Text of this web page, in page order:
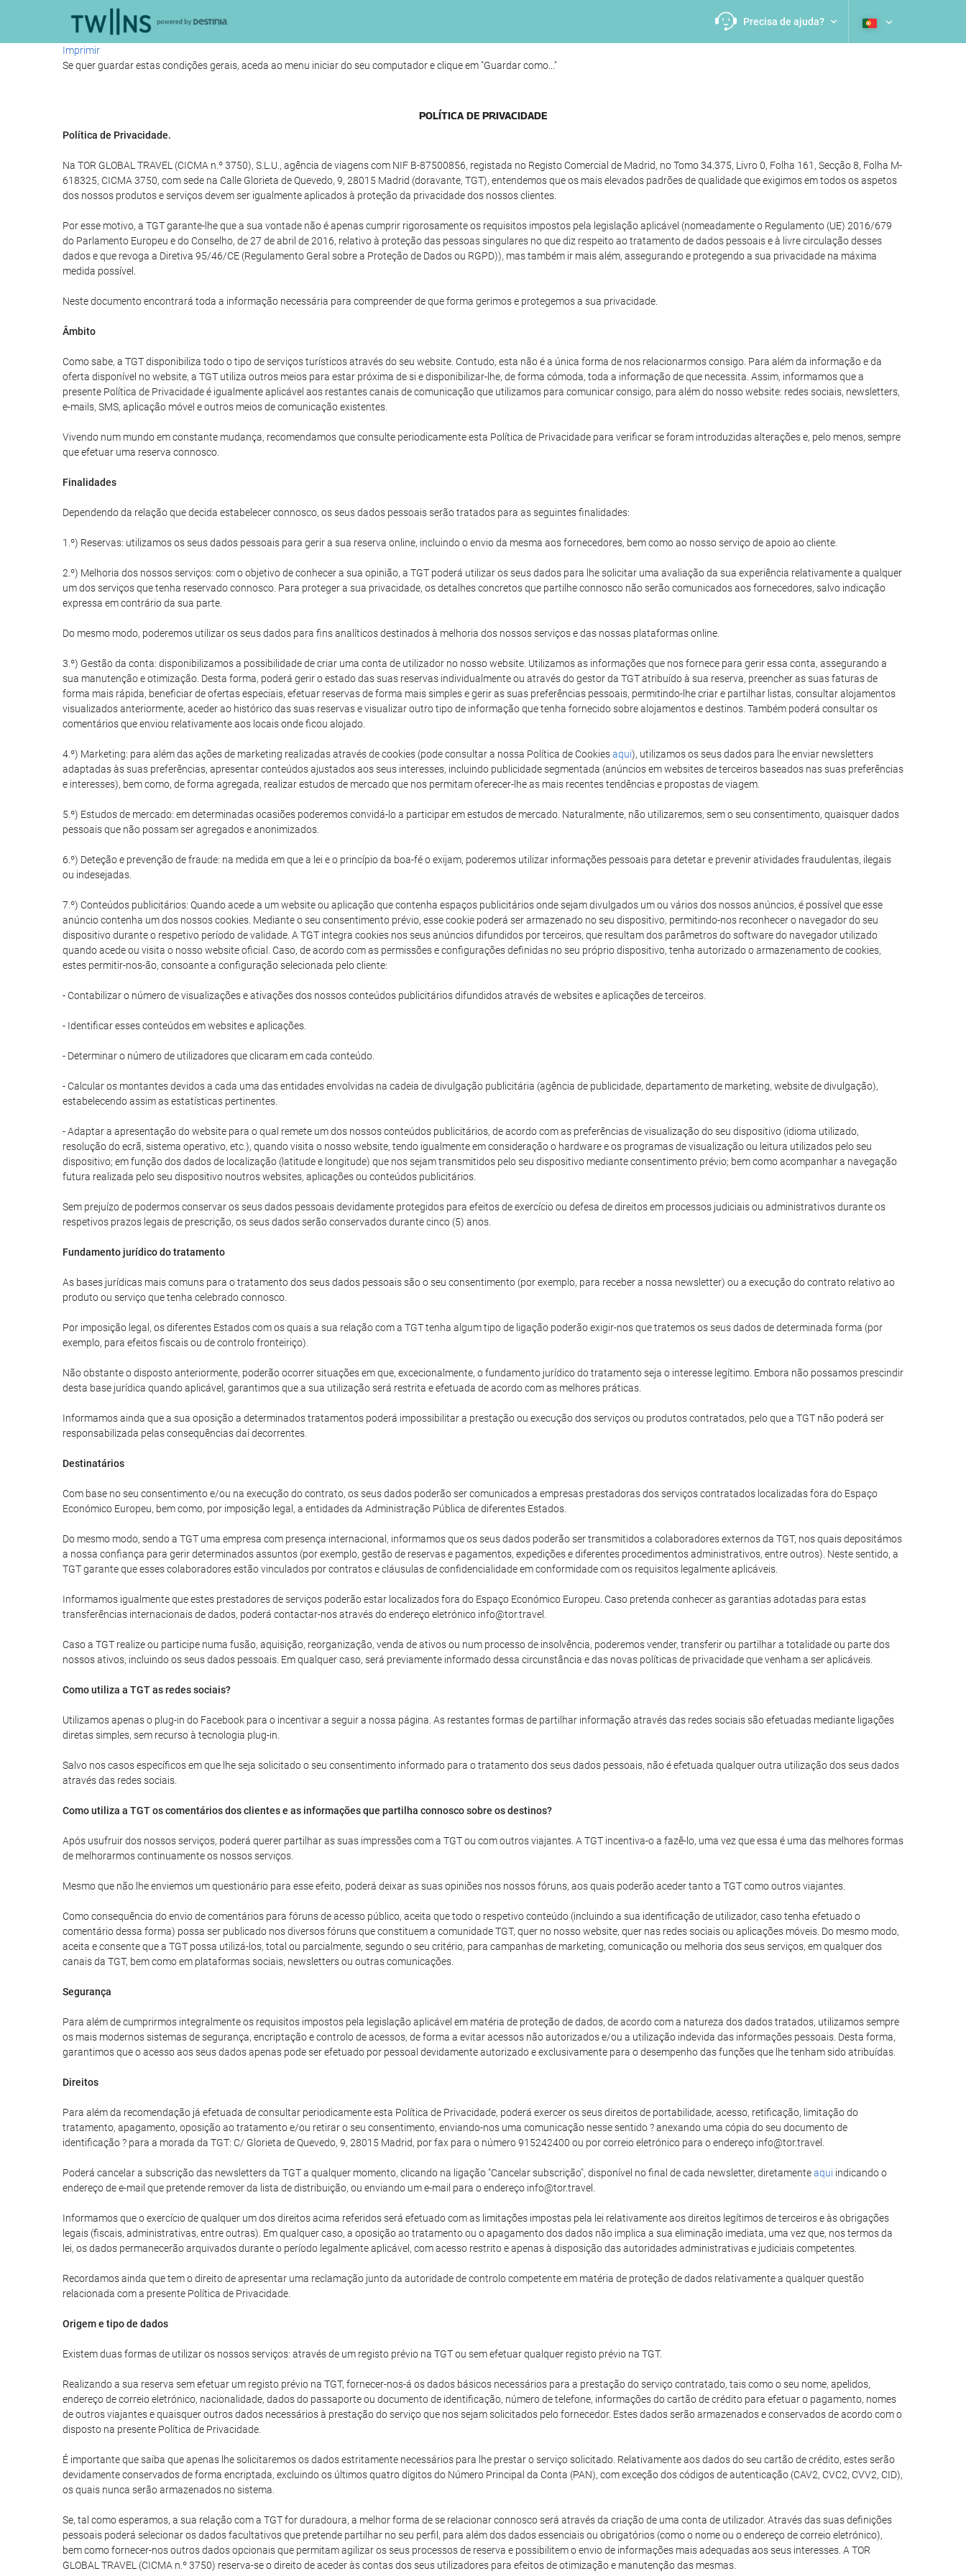
Precisa de ajuda?
Imprimir
Se quer guardar estas condições gerais, aceda ao menu iniciar do seu computador e clique em "Guardar como..."
POLÍ­TICA DE PRIVACIDADE
Política de Privacidade.
Na TOR GLOBAL TRAVEL (CICMA n.º 3750), S.L.U., agência de viagens com NIF B-87500856, registada no Registo Comercial de Madrid, no Tomo 34.375, Livro 0, Folha 161, Secção 8, Folha M-
618325, CICMA 3750, com sede na Calle Glorieta de Quevedo, 9, 28015 Madrid (doravante, TGT), entendemos que os mais elevados padrões de qualidade que exigimos em todos os aspetos
dos nossos produtos e serviços devem ser igualmente aplicados à proteção da privacidade dos nossos clientes.
Por esse motivo, a TGT garante-lhe que a sua vontade não é apenas cumprir rigorosamente os requisitos impostos pela legislação aplicável (nomeadamente o Regulamento (UE) 2016/679
do Parlamento Europeu e do Conselho, de 27 de abril de 2016, relativo à proteção das pessoas singulares no que diz respeito ao tratamento de dados pessoais e à livre circulação desses
dados e que revoga a Diretiva 95/46/CE (Regulamento Geral sobre a Proteção de Dados ou RGPD)), mas também ir mais além, assegurando e protegendo a sua privacidade na máxima
medida possível.
Neste documento encontrará toda a informação necessária para compreender de que forma gerimos e protegemos a sua privacidade.
Âmbito
Como sabe, a TGT disponibiliza todo o tipo de serviços turísticos através do seu website. Contudo, esta não é a única forma de nos relacionarmos consigo. Para além da informação e da
oferta disponível no website, a TGT utiliza outros meios para estar próxima de si e disponibilizar-lhe, de forma cómoda, toda a informação de que necessita. Assim, informamos que a
presente Política de Privacidade é igualmente aplicável aos restantes canais de comunicação que utilizamos para comunicar consigo, para além do nosso website: redes sociais, newsletters,
e-mails, SMS, aplicação móvel e outros meios de comunicação existentes.
Vivendo num mundo em constante mudança, recomendamos que consulte periodicamente esta Política de Privacidade para verificar se foram introduzidas alterações e, pelo menos, sempre
que efetuar uma reserva connosco.
Finalidades
Dependendo da relação que decida estabelecer connosco, os seus dados pessoais serão tratados para as seguintes finalidades:
1.º) Reservas: utilizamos os seus dados pessoais para gerir a sua reserva online, incluindo o envio da mesma aos fornecedores, bem como ao nosso serviço de apoio ao cliente.
2.º) Melhoria dos nossos serviços: com o objetivo de conhecer a sua opinião, a TGT poderá utilizar os seus dados para lhe solicitar uma avaliação da sua experiência relativamente a qualquer
um dos serviços que tenha reservado connosco. Para proteger a sua privacidade, os detalhes concretos que partilhe connosco não serão comunicados aos fornecedores, salvo indicação
expressa em contrário da sua parte.
Do mesmo modo, poderemos utilizar os seus dados para fins analíticos destinados à melhoria dos nossos serviços e das nossas plataformas online.
3.º) Gestão da conta: disponibilizamos a possibilidade de criar uma conta de utilizador no nosso website. Utilizamos as informações que nos fornece para gerir essa conta, assegurando a
sua manutenção e otimização. Desta forma, poderá gerir o estado das suas reservas individualmente ou através do gestor da TGT atribuído à sua reserva, preencher as suas faturas de
forma mais rápida, beneficiar de ofertas especiais, efetuar reservas de forma mais simples e gerir as suas preferências pessoais, permitindo-lhe criar e partilhar listas, consultar alojamentos
visualizados anteriormente, aceder ao histórico das suas reservas e visualizar outro tipo de informação que tenha fornecido sobre alojamentos e destinos. Também poderá consultar os
comentários que enviou relativamente aos locais onde ficou alojado.
4.º) Marketing: para além das ações de marketing realizadas através de cookies (pode consultar a nossa Política de Cookiesaqui), utilizamos os seus dados para lhe enviar newsletters
adaptadas às suas preferências, apresentar conteúdos ajustados aos seus interesses, incluindo publicidade segmentada (anúncios em websites de terceiros baseados nas suas preferências
e interesses), bem como, de forma agregada, realizar estudos de mercado que nos permitam oferecer-lhe as mais recentes tendências e propostas de viagem.
5.º) Estudos de mercado: em determinadas ocasiões poderemos convidá-lo a participar em estudos de mercado. Naturalmente, não utilizaremos, sem o seu consentimento, quaisquer dados
pessoais que não possam ser agregados e anonimizados.
6.º) Deteção e prevenção de fraude: na medida em que a lei e o princípio da boa-fé o exijam, poderemos utilizar informações pessoais para detetar e prevenir atividades fraudulentas, ilegais
ou indesejadas.
7.º) Conteúdos publicitários: Quando acede a um website ou aplicação que contenha espaços publicitários onde sejam divulgados um ou vários dos nossos anúncios, é possível que esse
anúncio contenha um dos nossos cookies. Mediante o seu consentimento prévio, esse cookie poderá ser armazenado no seu dispositivo, permitindo-nos reconhecer o navegador do seu
dispositivo durante o respetivo período de validade. A TGT integra cookies nos seus anúncios difundidos por terceiros, que resultam dos parâmetros do software do navegador utilizado
quando acede ou visita o nosso website oficial. Caso, de acordo com as permissões e configurações definidas no seu próprio dispositivo, tenha autorizado o armazenamento de cookies,
estes permitir-nos-ão, consoante a configuração selecionada pelo cliente:
- Contabilizar o número de visualizações e ativações dos nossos conteúdos publicitários difundidos através de websites e aplicações de terceiros.
- Identificar esses conteúdos em websites e aplicações.
- Determinar o número de utilizadores que clicaram em cada conteúdo.
- Calcular os montantes devidos a cada uma das entidades envolvidas na cadeia de divulgação publicitária (agência de publicidade, departamento de marketing, website de divulgação),
estabelecendo assim as estatísticas pertinentes.
- Adaptar a apresentação do website para o qual remete um dos nossos conteúdos publicitários, de acordo com as preferências de visualização do seu dispositivo (idioma utilizado,
resolução do ecrã, sistema operativo, etc.), quando visita o nosso website, tendo igualmente em consideração o hardware e os programas de visualização ou leitura utilizados pelo seu
dispositivo; em função dos dados de localização (latitude e longitude) que nos sejam transmitidos pelo seu dispositivo mediante consentimento prévio; bem como acompanhar a navegação
futura realizada pelo seu dispositivo noutros websites, aplicações ou conteúdos publicitários.
Sem prejuízo de podermos conservar os seus dados pessoais devidamente protegidos para efeitos de exercício ou defesa de direitos em processos judiciais ou administrativos durante os
respetivos prazos legais de prescrição, os seus dados serão conservados durante cinco (5) anos.
Fundamento jurídico do tratamento
As bases jurídicas mais comuns para o tratamento dos seus dados pessoais são o seu consentimento (por exemplo, para receber a nossa newsletter) ou a execução do contrato relativo ao
produto ou serviço que tenha celebrado connosco.
Por imposição legal, os diferentes Estados com os quais a sua relação com a TGT tenha algum tipo de ligação poderão exigir-nos que tratemos os seus dados de determinada forma (por
exemplo, para efeitos fiscais ou de controlo fronteiriço).
Não obstante o disposto anteriormente, poderão ocorrer situações em que, excecionalmente, o fundamento jurídico do tratamento seja o interesse legítimo. Embora não possamos prescindir
desta base jurídica quando aplicável, garantimos que a sua utilização será restrita e efetuada de acordo com as melhores práticas.
Informamos ainda que a sua oposição a determinados tratamentos poderá impossibilitar a prestação ou execução dos serviços ou produtos contratados, pelo que a TGT não poderá ser
responsabilizada pelas consequências daí decorrentes.
Destinatários
Com base no seu consentimento e/ou na execução do contrato, os seus dados poderão ser comunicados a empresas prestadoras dos serviços contratados localizadas fora do Espaço
Económico Europeu, bem como, por imposição legal, a entidades da Administração Pública de diferentes Estados.
Do mesmo modo, sendo a TGT uma empresa com presença internacional, informamos que os seus dados poderão ser transmitidos a colaboradores externos da TGT, nos quais depositámos
a nossa confiança para gerir determinados assuntos (por exemplo, gestão de reservas e pagamentos, expedições e diferentes procedimentos administrativos, entre outros). Neste sentido, a
TGT garante que esses colaboradores estão vinculados por contratos e cláusulas de confidencialidade em conformidade com os requisitos legalmente aplicáveis.
Informamos igualmente que estes prestadores de serviços poderão estar localizados fora do Espaço Económico Europeu. Caso pretenda conhecer as garantias adotadas para estas
transferências internacionais de dados, poderá contactar-nos através do endereço eletrónico info@tor.travel.
Caso a TGT realize ou participe numa fusão, aquisição, reorganização, venda de ativos ou num processo de insolvência, poderemos vender, transferir ou partilhar a totalidade ou parte dos
nossos ativos, incluindo os seus dados pessoais. Em qualquer caso, será previamente informado dessa circunstância e das novas políticas de privacidade que venham a ser aplicáveis.
Como utiliza a TGT as redes sociais?
Utilizamos apenas o plug-in do Facebook para o incentivar a seguir a nossa página. As restantes formas de partilhar informação através das redes sociais são efetuadas mediante ligações
diretas simples, sem recurso à tecnologia plug-in.
Salvo nos casos específicos em que lhe seja solicitado o seu consentimento informado para o tratamento dos seus dados pessoais, não é efetuada qualquer outra utilização dos seus dados
através das redes sociais.
Como utiliza a TGT os comentários dos clientes e as informações que partilha connosco sobre os destinos?
Após usufruir dos nossos serviços, poderá querer partilhar as suas impressões com a TGT ou com outros viajantes. A TGT incentiva-o a fazê-lo, uma vez que essa é uma das melhores formas
de melhorarmos continuamente os nossos serviços.
Mesmo que não lhe enviemos um questionário para esse efeito, poderá deixar as suas opiniões nos nossos fóruns, aos quais poderão aceder tanto a TGT como outros viajantes.
Como consequência do envio de comentários para fóruns de acesso público, aceita que todo o respetivo conteúdo (incluindo a sua identificação de utilizador, caso tenha efetuado o
comentário dessa forma) possa ser publicado nos diversos fóruns que constituem a comunidade TGT, quer no nosso website, quer nas redes sociais ou aplicações móveis. Do mesmo modo,
aceita e consente que a TGT possa utilizá-los, total ou parcialmente, segundo o seu critério, para campanhas de marketing, comunicação ou melhoria dos seus serviços, em qualquer dos
canais da TGT, bem como em plataformas sociais, newsletters ou outras comunicações.
Segurança
Para além de cumprirmos integralmente os requisitos impostos pela legislação aplicável em matéria de proteção de dados, de acordo com a natureza dos dados tratados, utilizamos sempre
os mais modernos sistemas de segurança, encriptação e controlo de acessos, de forma a evitar acessos não autorizados e/ou a utilização indevida das informações pessoais. Desta forma,
garantimos que o acesso aos seus dados apenas pode ser efetuado por pessoal devidamente autorizado e exclusivamente para o desempenho das funções que lhe tenham sido atribuídas.
Direitos
Para além da recomendação já efetuada de consultar periodicamente esta Política de Privacidade, poderá exercer os seus direitos de portabilidade, acesso, retificação, limitação do
tratamento, apagamento, oposição ao tratamento e/ou retirar o seu consentimento, enviando-nos uma comunicação nesse sentido ? anexando uma cópia do seu documento de
identificação ? para a morada da TGT: C/ Glorieta de Quevedo, 9, 28015 Madrid, por fax para o número 915242400 ou por correio eletrónico para o endereço info@tor.travel.
Poderá cancelar a subscrição das newsletters da TGT a qualquer momento, clicando na ligação "Cancelar subscrição", disponível no final de cada newsletter, diretamenteaqui indicando o
endereço de e-mail que pretende remover da lista de distribuição, ou enviando um e-mail para o endereço info@tor.travel.
Informamos que o exercício de qualquer um dos direitos acima referidos será efetuado com as limitações impostas pela lei relativamente aos direitos legítimos de terceiros e às obrigações
legais (fiscais, administrativas, entre outras). Em qualquer caso, a oposição ao tratamento ou o apagamento dos dados não implica a sua eliminação imediata, uma vez que, nos termos da
lei, os dados permanecerão arquivados durante o período legalmente aplicável, com acesso restrito e apenas à disposição das autoridades administrativas e judiciais competentes.
Recordamos ainda que tem o direito de apresentar uma reclamação junto da autoridade de controlo competente em matéria de proteção de dados relativamente a qualquer questão
relacionada com a presente Política de Privacidade.
Origem e tipo de dados
Existem duas formas de utilizar os nossos serviços: através de um registo prévio na TGT ou sem efetuar qualquer registo prévio na TGT.
Realizando a sua reserva sem efetuar um registo prévio na TGT, fornecer-nos-á os dados básicos necessários para a prestação do serviço contratado, tais como o seu nome, apelidos,
endereço de correio eletrónico, nacionalidade, dados do passaporte ou documento de identificação, número de telefone, informações do cartão de crédito para efetuar o pagamento, nomes
de outros viajantes e quaisquer outros dados necessários à prestação do serviço que nos sejam solicitados pelo fornecedor. Estes dados serão armazenados e conservados de acordo com o
disposto na presente Política de Privacidade.
É importante que saiba que apenas lhe solicitaremos os dados estritamente necessários para lhe prestar o serviço solicitado. Relativamente aos dados do seu cartão de crédito, estes serão
devidamente conservados de forma encriptada, excluindo os últimos quatro dígitos do Número Principal da Conta (PAN), com exceção dos códigos de autenticação (CAV2, CVC2, CVV2, CID),
os quais nunca serão armazenados no sistema.
Se, tal como esperamos, a sua relação com a TGT for duradoura, a melhor forma de se relacionar connosco será através da criação de uma conta de utilizador. Através das suas definições
pessoais poderá selecionar os dados facultativos que pretende partilhar no seu perfil, para além dos dados essenciais ou obrigatórios (como o nome ou o endereço de correio eletrónico),
bem como fornecer-nos outros dados opcionais que permitam agilizar os seus processos de reserva e possibilitem o envio de informações mais adequadas aos seus interesses. A TOR
GLOBAL TRAVEL (CICMA n.º 3750) reserva-se o direito de aceder às contas dos seus utilizadores para efeitos de otimização e manutenção das mesmas.